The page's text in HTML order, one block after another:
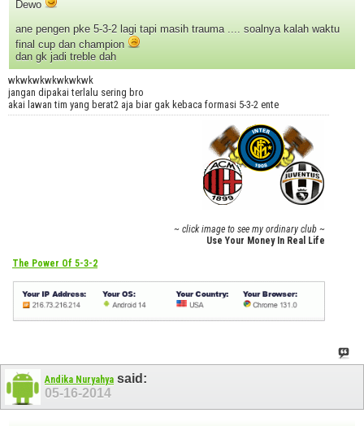
Dewo
ane pengen pke 5-3-2 lagi tapi masih trauma .... soalnya kalah waktu
final cup dan champion
dan gk jadi treble dah
wkwkwkwkwkwkwk
jangan dipakai terlalu sering bro
akai lawan tim yang berat2 aja biar gak kebaca formasi 5-3-2 ente
~ click image to see my ordinary club ~
Use Your Money In Real Life
The Power Of 5-3-2
Andika Nuryahya said:
05-16-2014